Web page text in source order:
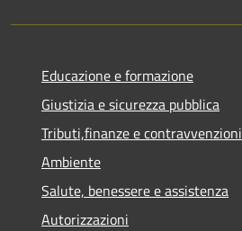
Educazione e formazione
Giustizia e sicurezza pubblica
Tributi,finanze e contravvenzioni
Ambiente
Salute, benessere e assistenza
Autorizzazioni